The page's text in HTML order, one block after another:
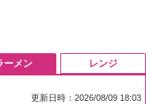
ーメン
更新日時：2026/08/09 18:03
レンジ